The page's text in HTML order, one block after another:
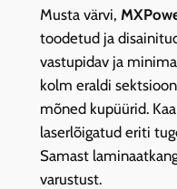
k
a
a
r
d
i
t
a
Musta värvi,
toodetud ja
vastupidav ja
kolm eraldi
mõned kupüürid.
laserlõigatud eriti
Samast
varustust.